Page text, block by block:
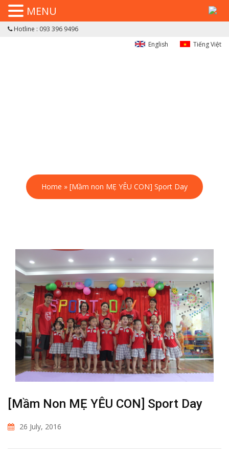
Hotline : 093 396 9496
English
Tiếng Việt
Home » [Mầm non MẸ YÊU CON] Sport Day
[Mầm Non MẸ YÊU CON] Sport Day
26 July, 2016
MENU